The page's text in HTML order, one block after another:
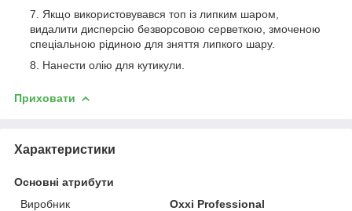
Якщо використовувався топ із липким шаром,
видалити дисперсію безворсовою серветкою, змоченою
спеціальною рідиною для зняття липкого шару.
Нанести олію для кутикули.
Приховати
Характеристики
Основні атрибути
Виробник
Oxxi Professional